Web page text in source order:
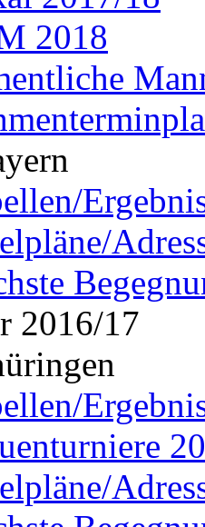
2018
2016/17